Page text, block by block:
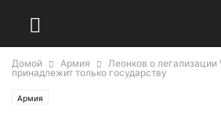
Домой Армия
Леонков о
принадлежит только государству
Армия